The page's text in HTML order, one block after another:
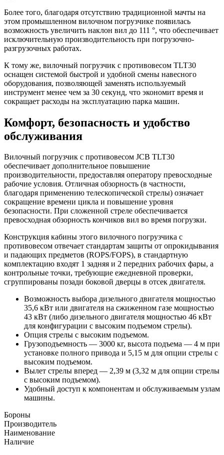
Более того, благодаря отсутствию традиционной мачты на
этом промышленном вилочном погрузчике появилась
возможность увеличить наклон вил до 111 °, что обеспечивает
исключительную производительность при погрузочно-
разгрузочных работах.
К тому же, вилочный погрузчик с противовесом TLT30
оснащен системой быстрой и удобной смены навесного
оборудования, позволяющей заменять используемый
инструмент менее чем за 30 секунд, что экономит время и
сокращает расходы на эксплуатацию парка машин.
Комфорт, безопасность и удобство
обслуживания
Вилочный погрузчик с противовесом JCB TLT30
обеспечивает дополнительное повышение
производительности, предоставляя оператору превосходные
рабочие условия. Отличная обзорность (в частности,
благодаря применению телескопической стрелы) означает
сокращение времени цикла и повышение уровня
безопасности. При сложенной стреле обеспечивается
превосходная обзорность кончиков вил во время погрузки.
Конструкция кабины этого вилочного погрузчика с
противовесом отвечает стандартам защиты от опрокидывания
и падающих предметов (ROPS/FOPS), в стандартную
комплектацию входят 1 задняя и 2 передних рабочих фары, а
контрольные точки, требующие ежедневной проверки,
сгруппированы позади боковой дверцы в отсек двигателя.
Возможность выбора дизельного двигателя мощностью
35,6 кВт или двигателя на сжиженном газе мощностью
43 кВт (либо дизельного двигателя мощностью 46 кВт
для конфигурации с высоким подъемом стрелы).
Опция стрелы с высоким подъемом.
Грузоподъемность — 3000 кг, высота подъема — 4 м при
установке полного привода и 5,15 м для опции стрелы с
высоким подъемом.
Вылет стрелы вперед — 2,39 м (3,32 м для опции стрелы
с высоким подъемом).
Удобный доступ к компонентам и обслуживаемым узлам
машины.
Бороны
Производитель
Наименование
Наличие